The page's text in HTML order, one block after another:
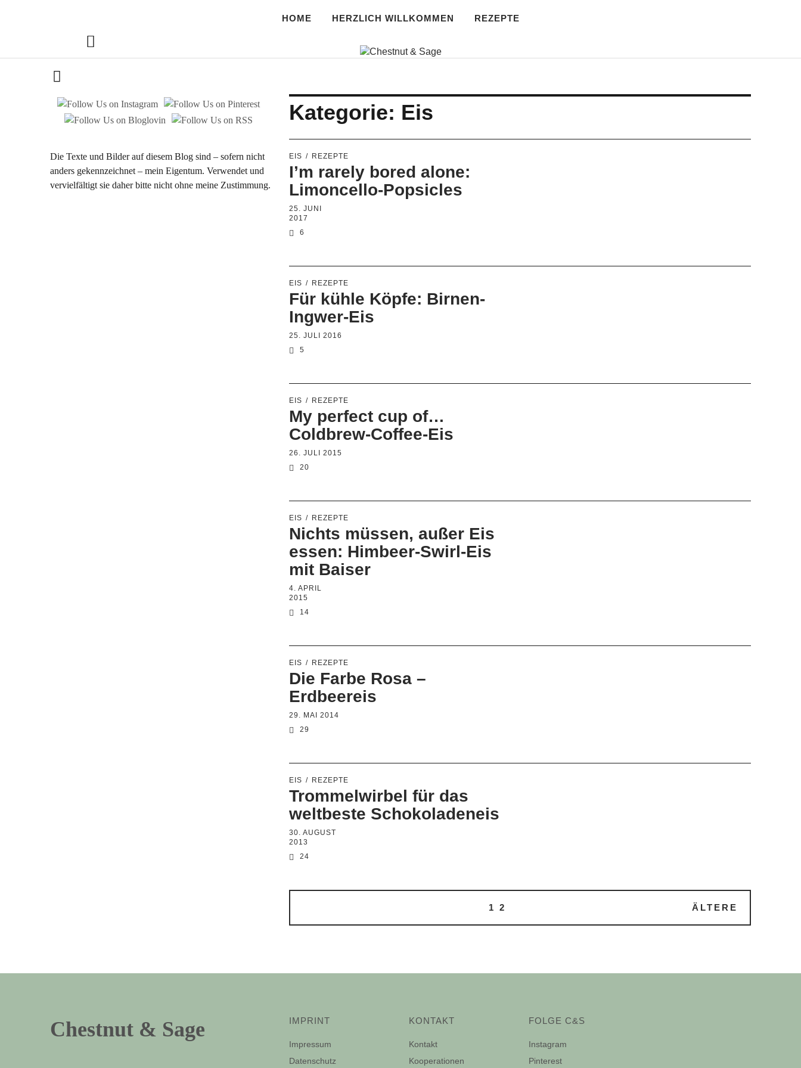
HOME HERZLICH WILLKOMMEN REZEPTE
Chestnut & Sage
Kategorie: Eis
EIS REZEPTE
I’m rarely bored alone:
Limoncello-Popsicles
25. JUNI
2017
6
EIS REZEPTE
Für kühle Köpfe: Birnen-
Ingwer-Eis
25. JULI 2016
5
EIS REZEPTE
My perfect cup of…
Coldbrew-Coffee-Eis
26. JULI 2015
20
EIS REZEPTE
Nichts müssen, außer Eis
essen: Himbeer-Swirl-Eis
mit Baiser
4. APRIL
2015
14
EIS REZEPTE
Die Farbe Rosa –
Erdbeereis
29. MAI 2014
29
EIS REZEPTE
Trommelwirbel für das
weltbeste Schokoladeneis
30. AUGUST
2013
24
1 2 ÄLTERE
Die Texte und Bilder auf diesem Blog sind – sofern nicht
anders gekennzeichnet – mein Eigentum. Verwendet und
vervielfältigt sie daher bitte nicht ohne meine Zustimmung.
Chestnut & Sage IMPRINT
Impressum
Datenschutz
KONTAKT
Kontakt
Kooperationen
FOLGE C&S
Instagram
Pinterest